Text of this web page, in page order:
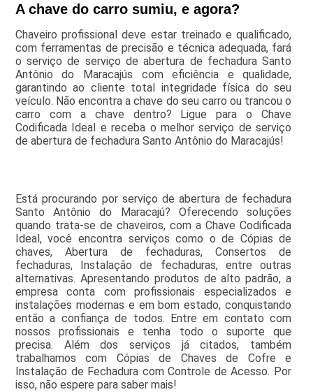
A chave do carro sumiu, e agora?
Chaveiro profissional deve estar treinado e qualificado,
com ferramentas de precisão e técnica adequada, fará
o serviço de serviço de abertura de fechadura Santo
Antônio do Maracajús com eficiência e qualidade,
garantindo ao cliente total integridade física do seu
veículo. Não encontra a chave do seu carro ou trancou o
carro com a chave dentro? Ligue para o Chave
Codificada Ideal e receba o melhor serviço de serviço
de abertura de fechadura Santo Antônio do Maracajús!
Está procurando por serviço de abertura de fechadura
Santo Antônio do Maracajú? Oferecendo soluções
quando trata-se de chaveiros, com a Chave Codificada
Ideal, você encontra serviços como o de Cópias de
chaves, Abertura de fechaduras, Consertos de
fechaduras, Instalação de fechaduras, entre outras
alternativas. Apresentando produtos de alto padrão, a
empresa conta com profissionais especializados e
instalações modernas e em bom estado, conquistando
então a confiança de todos. Entre em contato com
nossos profissionais e tenha todo o suporte que
precisa. Além dos serviços já citados, também
trabalhamos com Cópias de Chaves de Cofre e
Instalação de Fechadura com Controle de Acesso. Por
isso, não espere para saber mais!